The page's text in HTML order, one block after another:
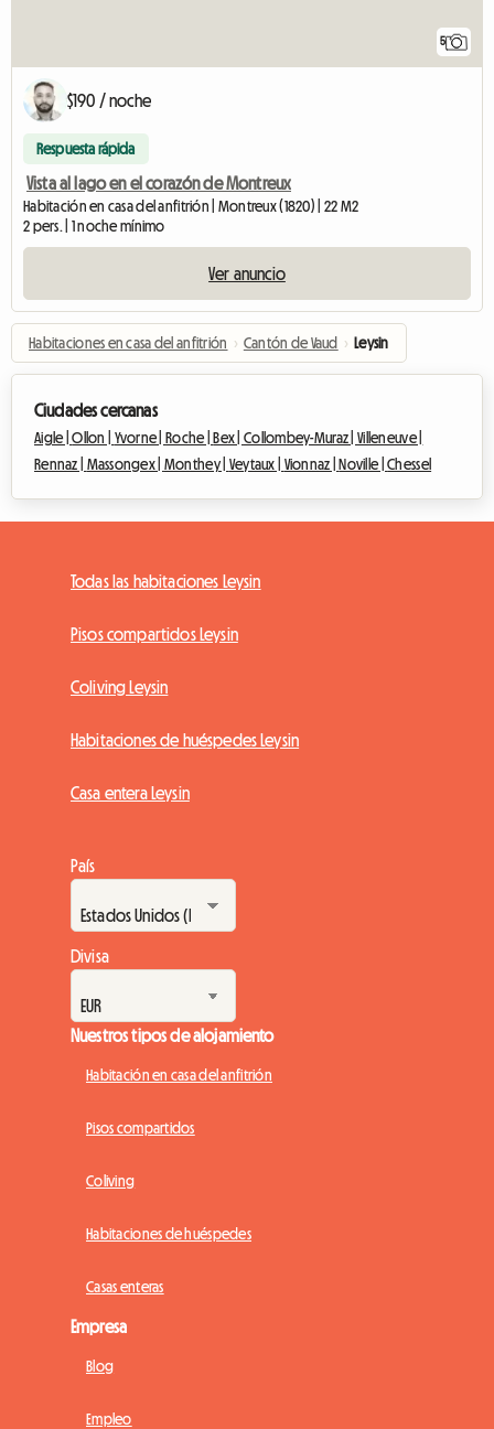
5
$190 / noche
Respuesta rápida
Vista al lago en el corazón de Montreux
Habitación en casa del anfitrión | Montreux (1820) | 22 M2
2 pers. | 1 noche mínimo
Ver anuncio
Habitaciones en casa del anfitrión › Cantón de Vaud › Leysin
Ciudades cercanas
Aigle |Ollon | Yvorne |Roche |Bex | Collombey-Muraz |Villeneuve |
Rennaz | Massongex | Monthey | Veytaux | Vionnaz |Noville |Chessel
Todas las habitaciones Leysin
Pisos compartidos Leysin
Coliving Leysin
Habitaciones de huéspedes Leysin
Casa entera Leysin
País
Divisa
Nuestros tipos de alojamiento
Habitación en casa del anfitrión
Pisos compartidos
Coliving
Habitaciones de huéspedes
Casas enteras
Empresa
Blog
Empleo